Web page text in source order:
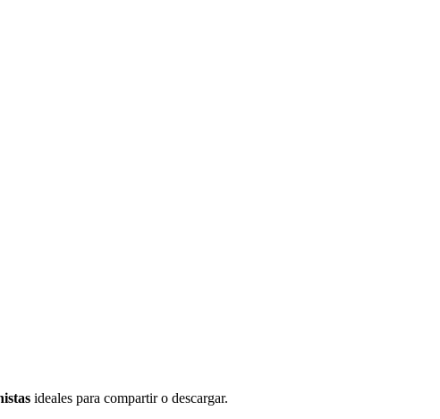
ideales para compartir o descargar.